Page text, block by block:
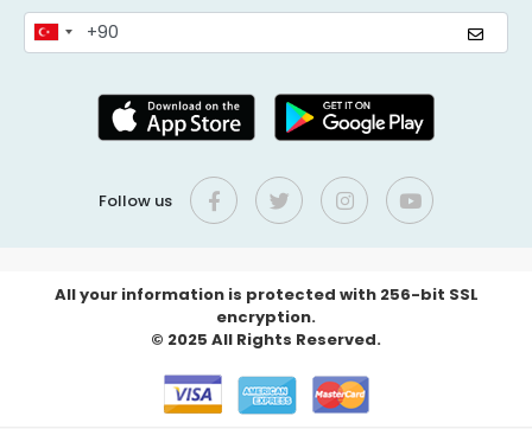
Follow us
All your information is protected with 256-bit SSL
encryption.
© 2025 All Rights Reserved.